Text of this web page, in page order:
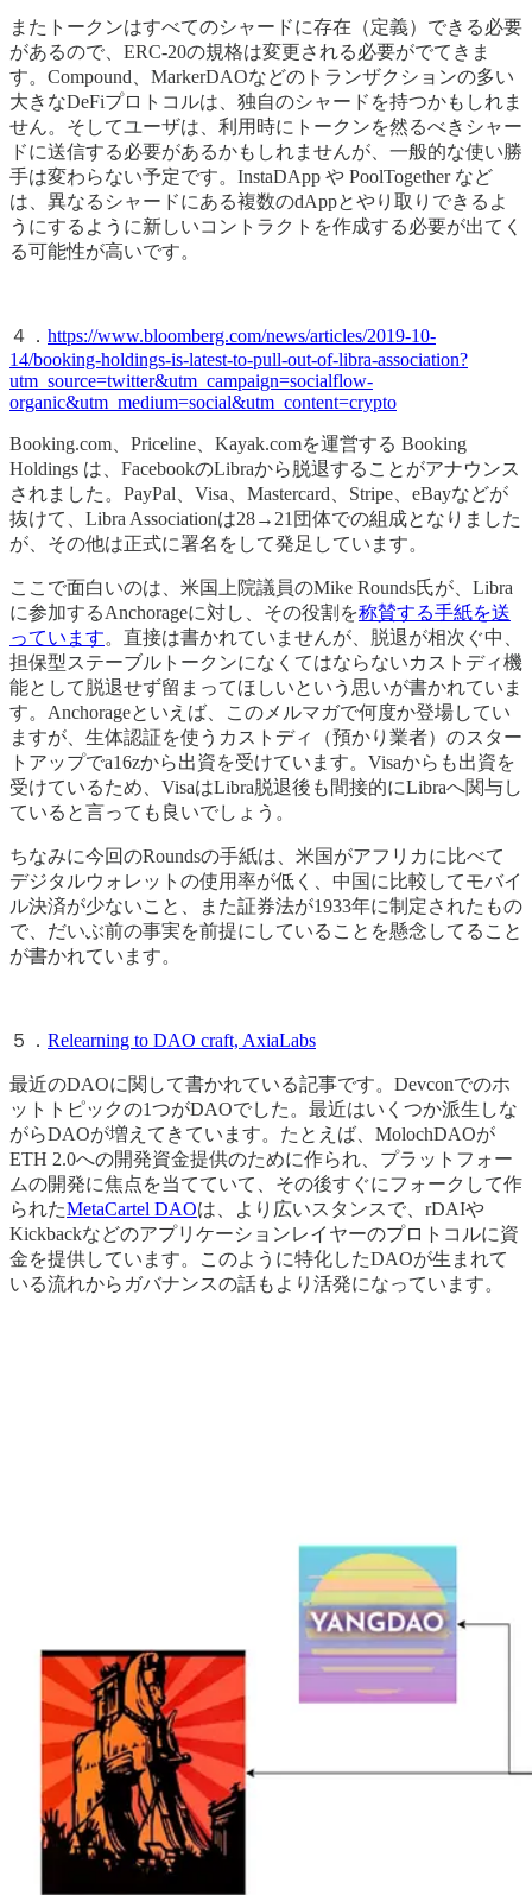
またトークンはすべてのシャードに存在（定義）できる必要
があるので、ERC-20の規格は変更される必要がでてきま
す。Compound、MarkerDAOなどのトランザクションの多い
大きなDeFiプロトコルは、独自のシャードを持つかもしれま
せん。そしてユーザは、利用時にトークンを然るべきシャー
ドに送信する必要があるかもしれませんが、一般的な使い勝
手は変わらない予定です。InstaDApp や PoolTogether など
は、異なるシャードにある複数のdAppとやり取りできるよ
うにするように新しいコントラクトを作成する必要が出てく
る可能性が高いです。
４． https://www.bloomberg.com/news/articles/2019-10-
14/booking-holdings-is-latest-to-pull-out-of-libra-association?
utm_source=twitter&utm_campaign=socialflow-
organic&utm_medium=social&utm_content=crypto
Booking.com、Priceline、Kayak.comを運営する Booking
Holdings は、FacebookのLibraから脱退することがアナウンス
されました。PayPal、Visa、Mastercard、Stripe、eBayなどが
抜けて、Libra Associationは28→21団体での組成となりました
が、その他は正式に署名をして発足しています。
ここで面白いのは、米国上院議員のMike Rounds氏が、Libra
に参加するAnchorageに対し、その役割を称賛する手紙を送
っています。直接は書かれていませんが、脱退が相次ぐ中、
担保型ステーブルトークンになくてはならないカストディ機
能として脱退せず留まってほしいという思いが書かれていま
す。Anchorageといえば、このメルマガで何度か登場してい
ますが、生体認証を使うカストディ（預かり業者）のスター
トアップでa16zから出資を受けています。Visaからも出資を
受けているため、VisaはLibra脱退後も間接的にLibraへ関与し
ていると言っても良いでしょう。
ちなみに今回のRoundsの手紙は、米国がアフリカに比べて
デジタルウォレットの使用率が低く、中国に比較してモバイ
ル決済が少ないこと、また証券法が1933年に制定されたもの
で、だいぶ前の事実を前提にしていることを懸念してること
が書かれています。
５． Relearning to DAO craft, AxiaLabs
最近のDAOに関して書かれている記事です。Devconでのホ
ットトピックの1つがDAOでした。最近はいくつか派生しな
がらDAOが増えてきています。たとえば、MolochDAOが
ETH 2.0への開発資金提供のために作られ、プラットフォー
ムの開発に焦点を当てていて、その後すぐにフォークして作
られたMetaCartel DAOは、より広いスタンスで、rDAIや
Kickbackなどのアプリケーションレイヤーのプロトコルに資
金を提供しています。このように特化したDAOが生まれて
いる流れからガバナンスの話もより活発になっています。